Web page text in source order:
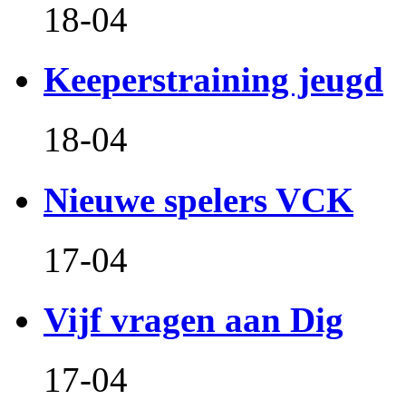
18-04
Keeperstraining jeugd
18-04
Nieuwe spelers VCK
17-04
Vijf vragen aan Dig
17-04